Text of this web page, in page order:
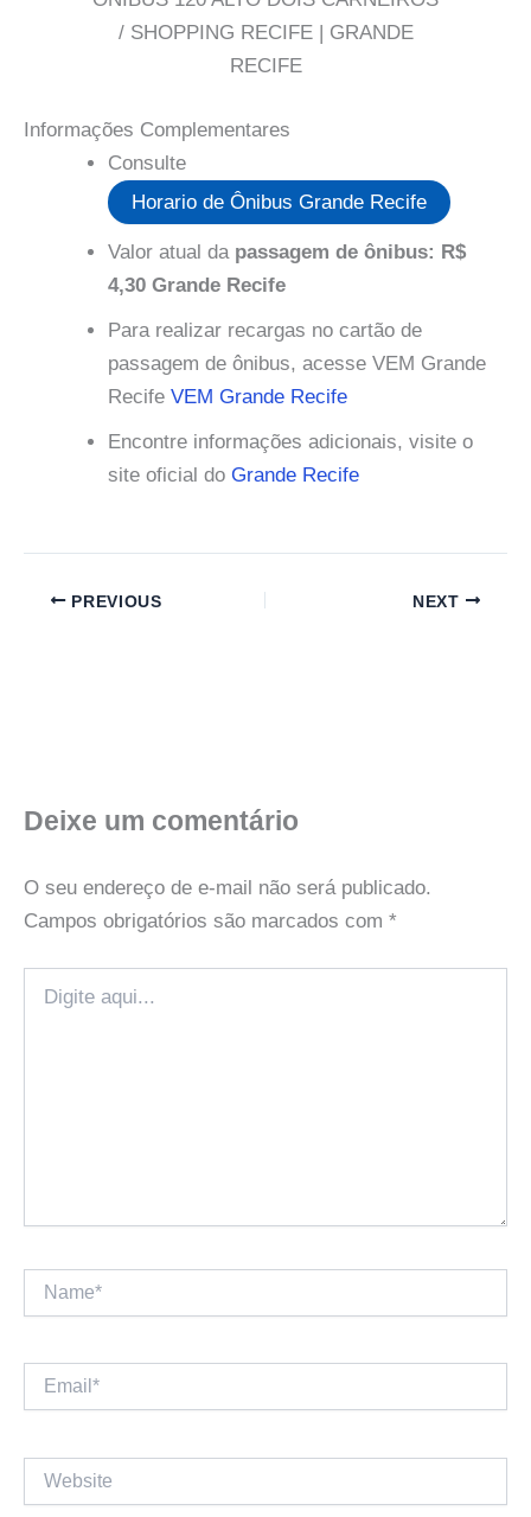
/ SHOPPING RECIFE | GRANDE
RECIFE
Informações Complementares
Consulte
Horario de Ônibus Grande Recife
Valor atual da passagem de ônibus: R$
4,30 Grande Recife
Para realizar recargas no cartão de
passagem de ônibus, acesse VEM Grande
Recife VEM Grande Recife
Encontre informações adicionais, visite o
site oficial do Grande Recife
PREVIOUS NEXT
Deixe um comentário
O seu endereço de e-mail não será publicado.
Campos obrigatórios são marcados com *
aqui...
Email*